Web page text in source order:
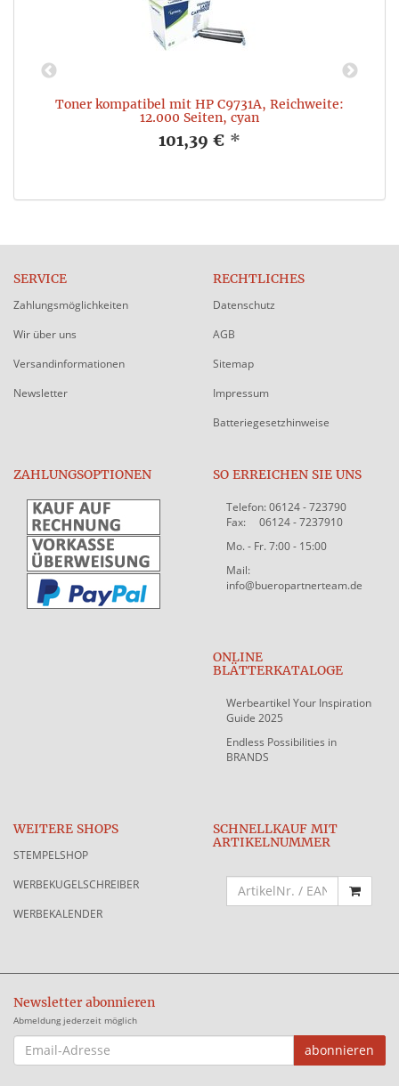
Toner kompatibel mit HP C9731A, Reichweite:
12.000 Seiten, cyan
101,39 € *
SERVICE
Zahlungsmöglichkeiten
Wir über uns
Versandinformationen
Newsletter
RECHTLICHES
Datenschutz
AGB
Sitemap
Impressum
Batteriegesetzhinweise
ZAHLUNGSOPTIONEN SO ERREICHEN SIE UNS
Telefon: 06124 - 723790
Fax: 06124 - 7237910
Mo. - Fr. 7:00 - 15:00
Mail:
info@bueropartnerteam.de
ONLINE
BLÄTTERKATALOGE
Werbeartikel Your Inspiration
Guide 2025
Endless Possibilities in
BRANDS
WEITERE SHOPS
STEMPELSHOP
WERBEKUGELSCHREIBER
WERBEKALENDER
SCHNELLKAUF MIT
ARTIKELNUMMER
Newsletter abonnieren
Abmeldung jederzeit möglich
EMAIL-
ADRESSE
abonnieren